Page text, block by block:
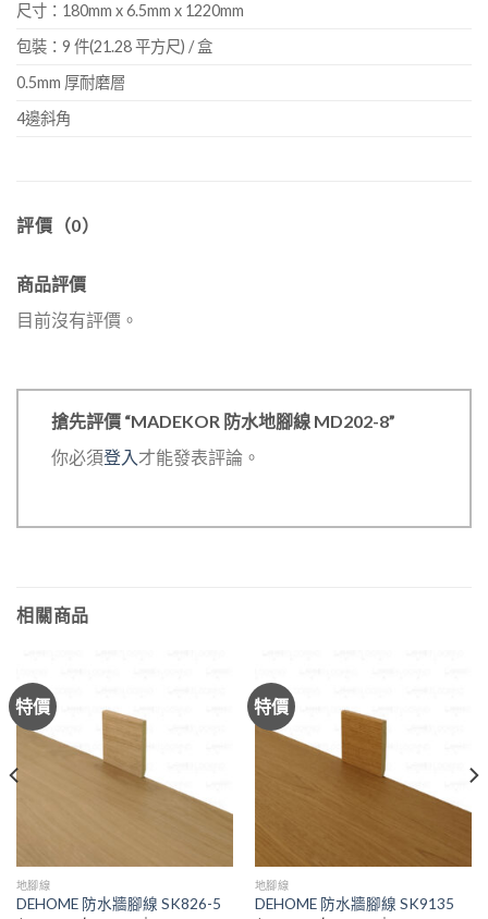
尺寸：180mm x 6.5mm x 1220mm
包裝：9 件(21.28 平方尺) / 盒
0.5mm 厚耐磨層
4邊斜角
評價（0）
商品評價
目前沒有評價。
搶先評價 “MADEKOR 防水地腳線 MD202-8”
你必須登入才能發表評論。
相關商品
特價
地腳線
DEHOME 防水牆腳線 SK826-5
特價
地腳線
DEHOME 防水牆腳線 SK9135